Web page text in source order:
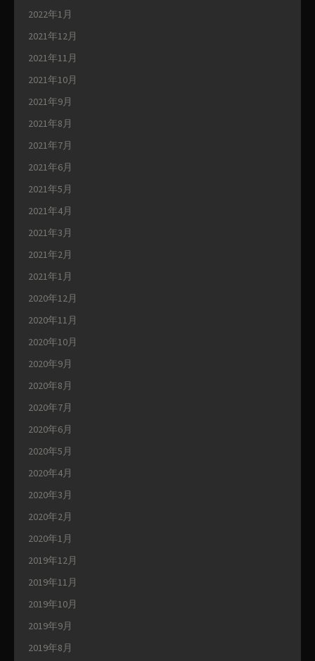
2022年1月
2021年12月
2021年11月
2021年10月
2021年9月
2021年8月
2021年7月
2021年6月
2021年5月
2021年4月
2021年3月
2021年2月
2021年1月
2020年12月
2020年11月
2020年10月
2020年9月
2020年8月
2020年7月
2020年6月
2020年5月
2020年4月
2020年3月
2020年2月
2020年1月
2019年12月
2019年11月
2019年10月
2019年9月
2019年8月